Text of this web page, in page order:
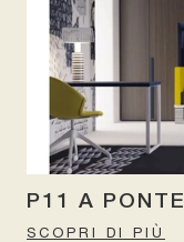
P11 A PONTE
SCOPRI DI PIÙ